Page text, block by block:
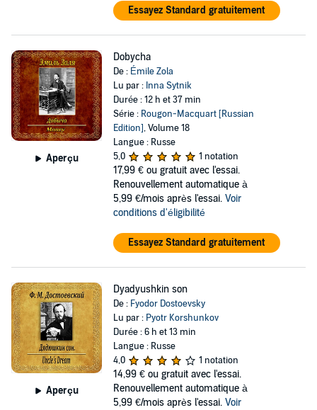
Essayez Standard gratuitement
Aperçu
Dobycha
De : Émile Zola
Lu par : Inna Sytnik
Durée : 12 h et 37 min
Série : Rougon-Macquart [Russian
Edition], Volume 18
Langue : Russe
5,0
1 notation
17,99 € ou gratuit avec l'essai.
Renouvellement automatique à
5,99 €/mois après l'essai. Voir
conditions d'éligibilité
Essayez Standard gratuitement
Aperçu
Dyadyushkin son
De : Fyodor Dostoevsky
Lu par : Pyotr Korshunkov
Durée : 6 h et 13 min
Langue : Russe
4,0
1 notation
14,99 € ou gratuit avec l'essai.
Renouvellement automatique à
5,99 €/mois après l'essai. Voir